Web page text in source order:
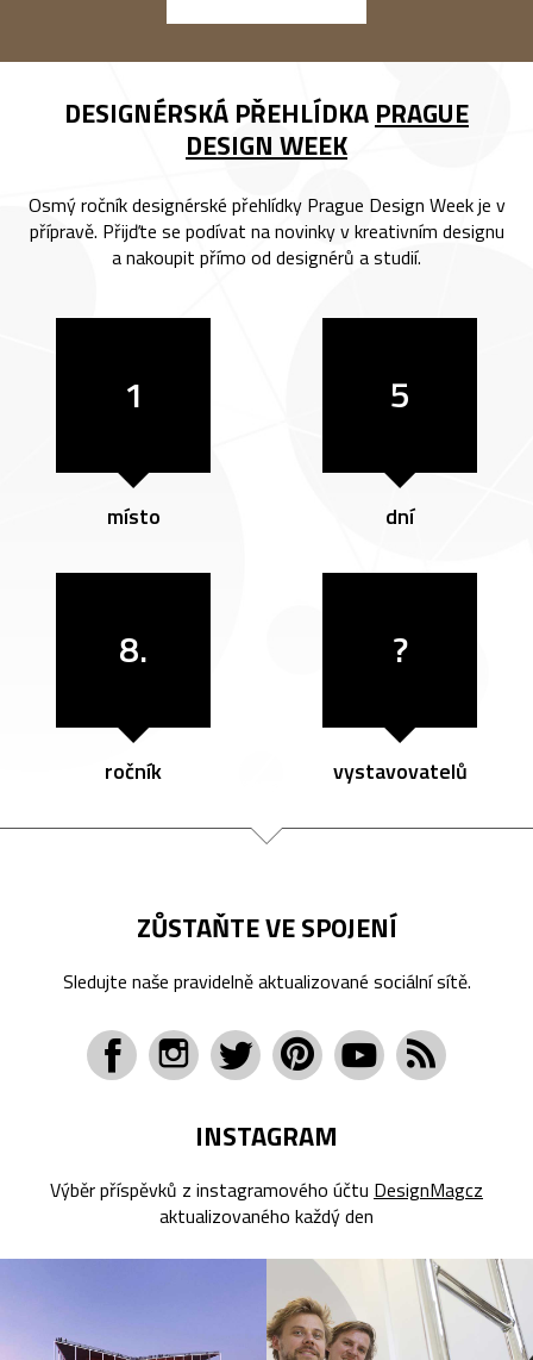
DESIGNÉRSKÁ PŘEHLÍDKA PRAGUE
DESIGN WEEK
Osmý ročník designérské přehlídky Prague Design Week je v
přípravě. Přijďte se podívat na novinky v kreativním designu
a nakoupit přímo od designérů a studií.
1
místo
5
dní
8.
ročník
?
vystavovatelů
ZŮSTAŇTE VE SPOJENÍ
Sledujte naše pravidelně aktualizované sociální sítě.
INSTAGRAM
Výběr příspěvků z instagramového účtu DesignMagcz
aktualizovaného každý den